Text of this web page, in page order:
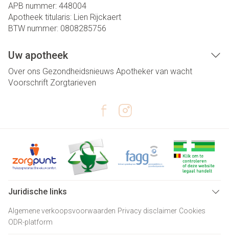
APB nummer: 448004
Apotheek titularis: Lien Rijckaert
BTW nummer: 0808285756
Uw apotheek
Over ons Gezondheidsnieuws Apotheker van wacht
Voorschrift Zorgtarieven
Juridische links
Algemene verkoopsvoorwaarden Privacy disclaimer Cookies
ODR-platform